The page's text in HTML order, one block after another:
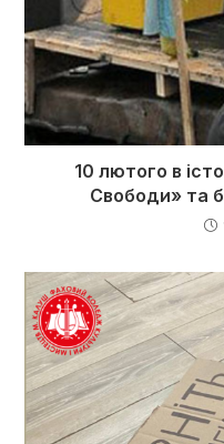
10 лютого в
Свободи» та